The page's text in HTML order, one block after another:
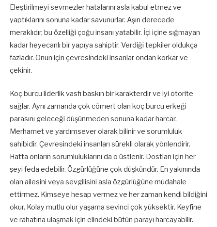
Eleştirilmeyi sevmezler hatalarını asla kabul etmez ve
yaptıklarını sonuna kadar savunurlar. Aşırı derecede
meraklıdır, bu özelliği çoğu insanı yatabilir. İçi içine sığmayan
kadar heyecanlı bir yapıya sahiptir. Verdiği tepkiler oldukça
fazladır. Onun için çevresindeki insanlar ondan korkar ve
çekinir.
Koç burcu liderlik vasfı baskın bir karakterdir ve iyi otorite
sağlar. Aynı zamanda çok cömert olan koç burcu erkeği
parasını geleceği düşünmeden sonuna kadar harcar.
Merhamet ve yardımsever olarak bilinir ve sorumluluk
sahibidir. Çevresindeki insanları sürekli olarak yönlendirir.
Hatta onların sorumluluklarını da o üstlenir. Dostları için her
şeyi feda edebilir. Özgürlüğüne çok düşkündür. En yakınında
olan ailesini veya sevgilisini asla özgürlüğüne müdahale
ettirmez. Kimseye hesap vermez ve her zaman kendi bildiğini
okur. Kolay mutlu olur yaşama sevinci çok yüksektir. Keyfine
ve rahatına ulaşmak için elindeki bütün parayı harcayabilir.